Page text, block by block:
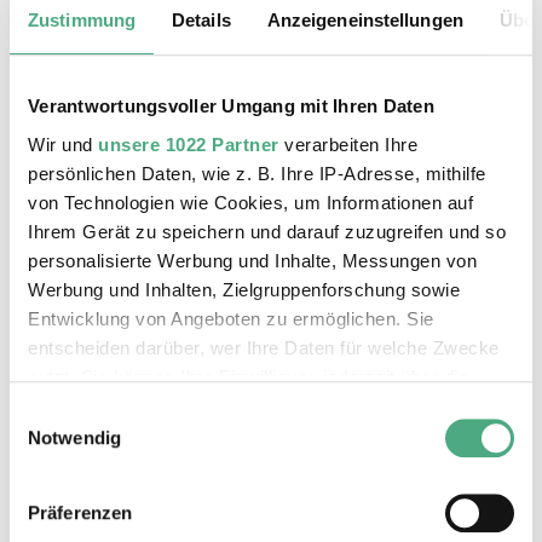
Zustimmung Details Anzeigeneinstellungen
Verantwortungsvoller Umgang mit Ihren Daten
Wir und unsere 1022 Partner verarbeiten Ihre
persönlichen Daten, wie z. B. Ihre IP-Adresse, mithilfe
von Technologien wie Cookies, um Informationen auf
Ihrem Gerät zu speichern und darauf zuzugreifen und so
personalisierte Werbung und Inhalte, Messungen von
Werbung und Inhalten, Zielgruppenforschung sowie
Entwicklung von Angeboten zu ermöglichen. Sie
entscheiden darüber, wer Ihre Daten für welche Zwecke
nutzt. Sie können Ihre Einwilligung jederzeit über die
Trigger Symbol ändern oder widerrufen
Informationen über Ihre geografische Lage erfassen,
Notwendig
Präferenzen
Erwachsene | Montag - Freitag
3 €
gesetzlichen Feiertagen 5 €
Kinder und Jugendliche bis einschl. 18
Jahre Teilnahme frei
gültig ab 1. Oktober 2024
Max. 30 Personen.
Auf dieser Seite werden nur die
durch das Weltkulturerbe Völklinger
angezeigt.